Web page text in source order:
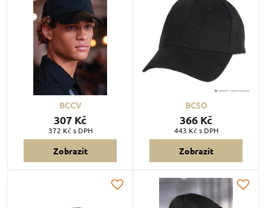
BCCV
307 Kč
372 Kčs DPH
Zobrazit
BCSO
366 Kč
443 Kčs DPH
Zobrazit